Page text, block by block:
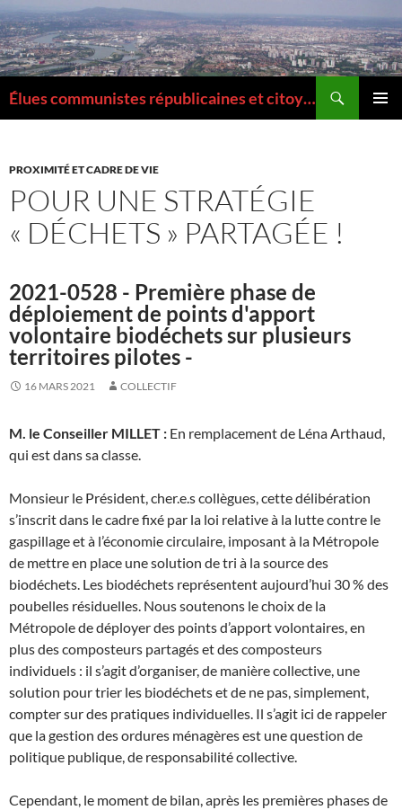
Aller
au
contenu
Élues communistes républicaines et citoyennes de la Métropole de Lyon
PROXIMITÉ ET CADRE DE VIE
POUR UNE STRATÉGIE
« DÉCHETS » PARTAGÉE !
2021-0528 - Première phase de
déploiement de points d'apport
volontaire biodéchets sur plusieurs
territoires pilotes -
16 MARS 2021 COLLECTIF
M. le Conseiller MILLET : En remplacement de Léna Arthaud,
qui est dans sa classe.
Monsieur le Président, cher.e.s collègues, cette délibération
s’inscrit dans le cadre fixé par la loi relative à la lutte contre le
gaspillage et à l’économie circulaire, imposant à la Métropole
de mettre en place une solution de tri à la source des
biodéchets. Les biodéchets représentent aujourd’hui 30 % des
poubelles résiduelles. Nous soutenons le choix de la
Métropole de déployer des points d’apport volontaires, en
plus des composteurs partagés et des composteurs
individuels : il s’agit d’organiser, de manière collective, une
solution pour trier les biodéchets et de ne pas, simplement,
compter sur des pratiques individuelles. Il s’agit ici de rappeler
que la gestion des ordures ménagères est une question de
politique publique, de responsabilité collective.
Cependant, le moment de bilan, après les premières phases de